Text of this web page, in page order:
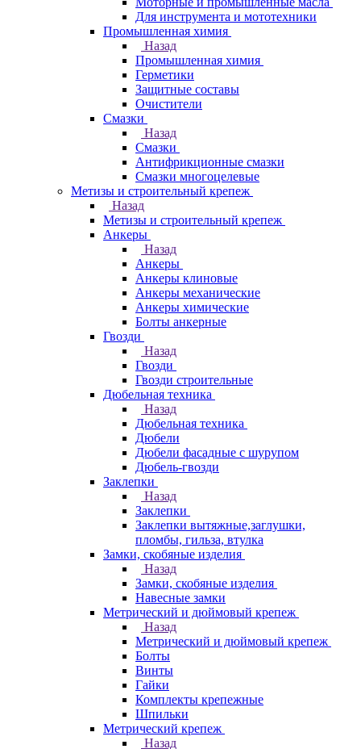
Для инструмента и мототехники
Промышленная химия
Назад
Промышленная химия
Герметики
Защитные составы
Очистители
Смазки
Назад
Смазки
Антифрикционные смазки
Смазки многоцелевые
Метизы и строительный крепеж
Назад
Метизы и строительный крепеж
Анкеры
Назад
Анкеры
Анкеры клиновые
Анкеры механические
Анкеры химические
Болты анкерные
Гвозди
Назад
Гвозди
Гвозди строительные
Дюбельная техника
Назад
Дюбельная техника
Дюбели
Дюбели фасадные с шурупом
Дюбель-гвозди
Заклепки
Назад
Заклепки
Заклепки вытяжные,заглушки,
пломбы, гильза, втулка
Замки, скобяные изделия
Назад
Замки, скобяные изделия
Навесные замки
Метрический и дюймовый крепеж
Назад
Метрический и дюймовый крепеж
Болты
Винты
Гайки
Комплекты крепежные
Шпильки
Метрический крепеж
Назад